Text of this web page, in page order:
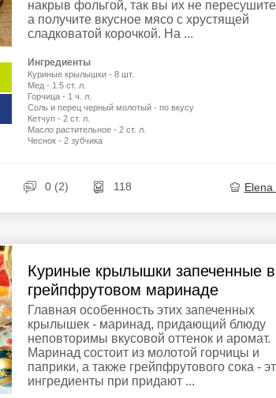
накрыв фольгой, так вы их не
а получите вкусное мясо с хрустящей
сладковатой корочкой. На ...
Ингредиенты
Куриные крылышки - 8 шт.
Мед - 1.5 ст. л.
Горчица - 1 ч. л.
Соль и перец черный молотый - по вкусу
Кетчуп - 2 ст. л.
Масло растительное - 2 ст. л.
Чеснок - 2 зубчика
0 (2) 118 Elena
Куриные крылышки запеченные в
грейпфрутовом маринаде
Главная особенность этих запеченных
крылышек - маринад, придающий блюду
неповторимы вкусовой оттенок и аромат.
Маринад состоит из молотой горчицы и
паприки, а также грейпфрутового сока -
ингредиенты при придают ...